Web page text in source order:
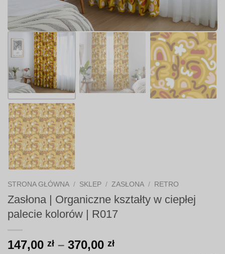
STRONA GŁÓWNA / SKLEP / ZASŁONA / RETRO
Zasłona | Organiczne kształty w ciepłej
palecie kolorów | R017
147,00 zł – 370,00 złZakres